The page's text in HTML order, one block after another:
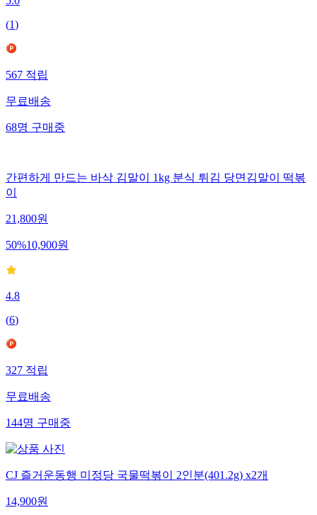
5.0
(1)
567적립
무료배송
68명구매중
간편하게 만드는 바삭 김말이 1kg 분식 튀김 당면김말이 떡볶
이
21,800원
50%10,900원
4.8
(6)
327적립
무료배송
144명구매중
CJ 즐거운동행 미정당 국물떡볶이 2인분(401.2g) x2개
14,900원